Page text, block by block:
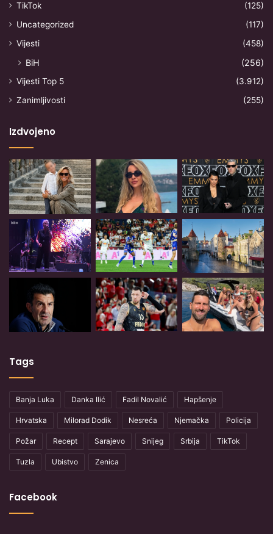
TikTok
(125)
Uncategorized
(117)
Vijesti
(458)
BiH (256)
Vijesti Top 5
(3.912)
Zanimljivosti
(255)
Izdvojeno
Tags
Banja Luka Danka Ilić Fadil Novalić Hapšenje
Hrvatska Milorad Dodik Nesreća Njemačka Policija
Požar Recept Sarajevo Snijeg Srbija TikTok
Tuzla Ubistvo Zenica
Facebook